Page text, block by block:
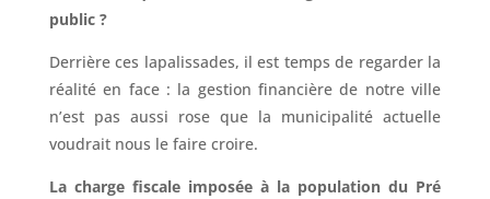
public ?
Derrière ces lapalissades, il est temps de regarder la
réalité en face : la gestion financière de notre ville
n’est pas aussi rose que la municipalité actuelle
voudrait nous le faire croire.
La charge fiscale imposée à la population du Pré